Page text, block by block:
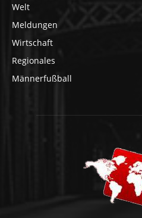
Welt
Meldungen
Wirtschaft
Regionales
Männerfußball